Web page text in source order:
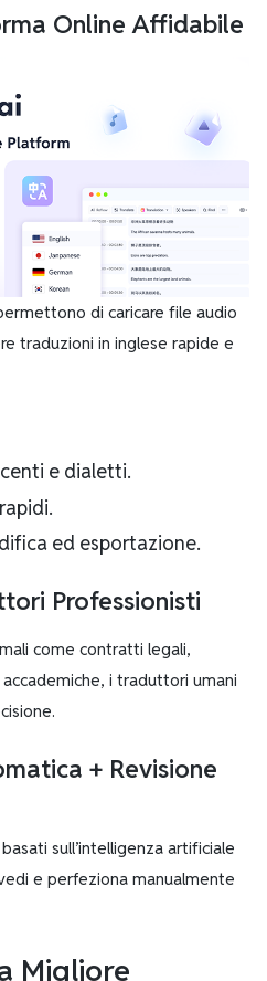
Online Affidabile
di caricare file audio
traduzioni in inglese rapide e
e dialetti.
ed esportazione.
Professionisti
come contratti legali,
i traduttori umani
+ Revisione
sull’intelligenza artificiale
e perfeziona manualmente
Migliore